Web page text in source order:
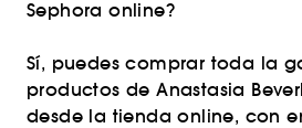
Sephora online?
Sí, puedes comprar toda la
productos de Anastasia
desde la tienda online, con